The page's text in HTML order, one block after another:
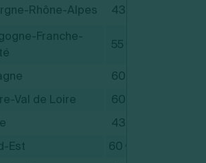
Rhône-Alpes
43 €
Franche-
55 €
60 €
Val de Loire
60 €
43 €
Est
60 €